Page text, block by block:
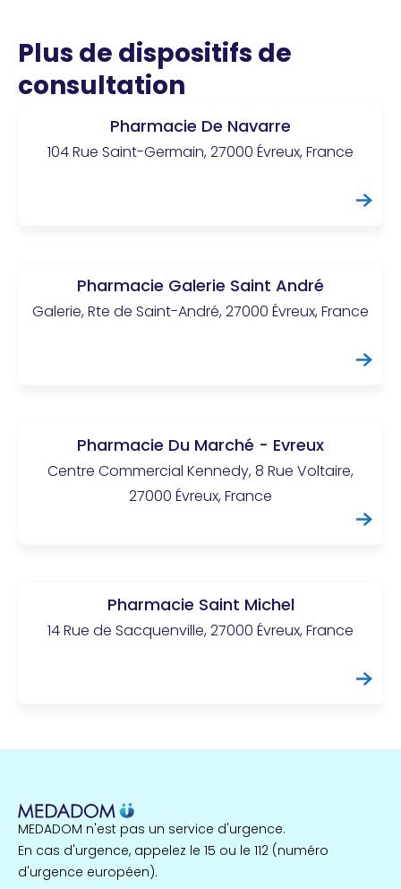
Plus de dispositifs de
consultation
Pharmacie De Navarre
104 Rue Saint-Germain, 27000 Évreux, France
Pharmacie Galerie Saint André
Galerie, Rte de Saint-André, 27000 Évreux, France
Pharmacie Du Marché - Evreux
Centre Commercial Kennedy, 8 Rue Voltaire,
27000 Évreux, France
Pharmacie Saint Michel
14 Rue de Sacquenville, 27000 Évreux, France
MEDADOM n'est pas un service d'urgence.
En cas d'urgence, appelez le 15 ou le 112 (numéro
d'urgence européen).